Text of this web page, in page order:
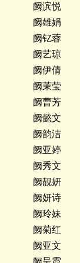
阙滨悦
阙雄娟
阙钇蓉
阙艺琼
阙伊倩
阙茉莹
阙曹芳
阙懿文
阙韵洁
阙亚婷
阙秀文
阙靓妍
阙妍诗
阙玲妹
阙菊红
阙亚文